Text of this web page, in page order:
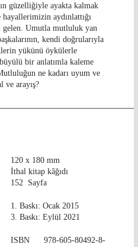
güzelliğiyle ayakta kalmak
hayallerimizin aydınlattığı
Umutla mutluluk yan
kendi doğrularıyla
yükünü öykülerle
bir anlatımla kaleme
ne kadarı uyum ve
ve arayış?
120 x 180 mm
İthal kitap kâğıdı
152 Sayfa
1. Baskı: Ocak 2015
3. Baskı: Eylül 2021
ISBN 978-605-80492-8-